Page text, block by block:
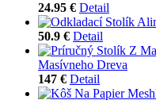
24.95 € Detail
50.9 € Detail
Masívneho Dreva
147 € Detail